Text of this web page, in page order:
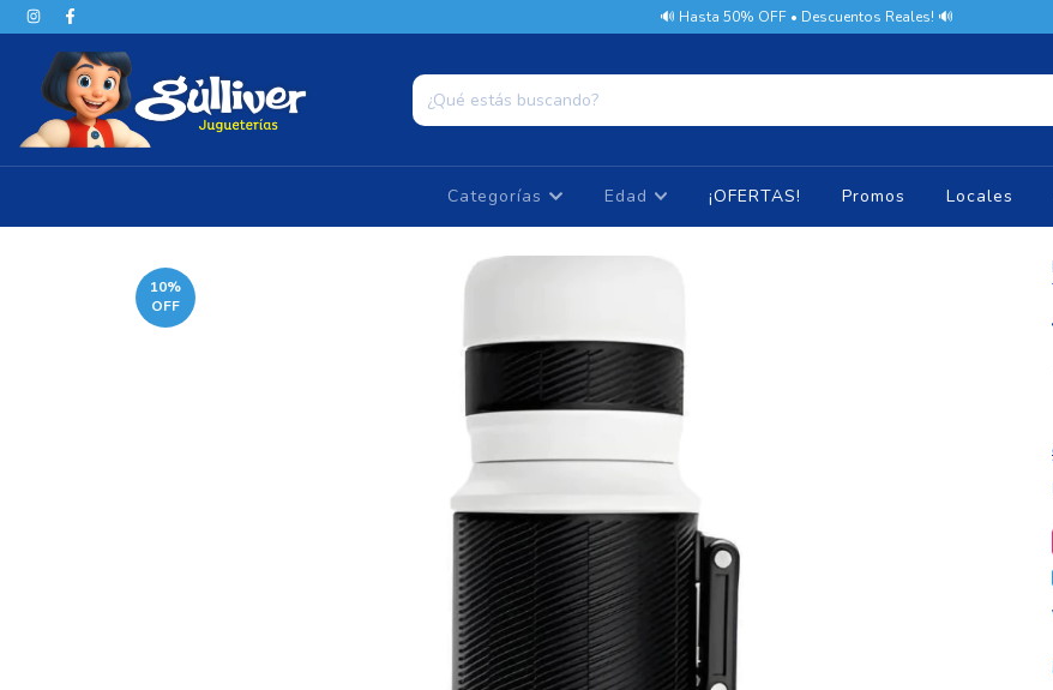
🔊 Hasta 50% OFF • Descuentos Reales! 🔊
Categorías Edad ¡OFERTAS! Promos Locales
10%
OFF